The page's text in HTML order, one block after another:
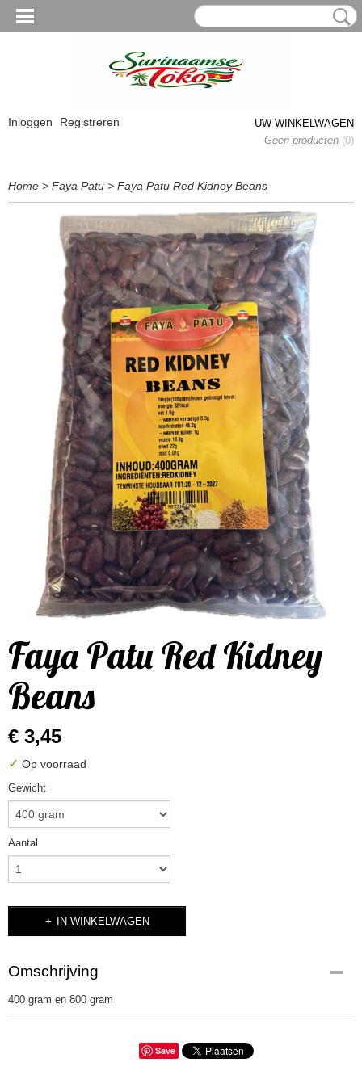
Inloggen Registreren
UW WINKELWAGEN
Geen producten (0)
Home > Faya Patu > Faya Patu Red Kidney Beans
Faya Patu Red Kidney
Beans
€ 3,45
✓ Op voorraad
Gewicht
Aantal
IN WINKELWAGEN
Omschrijving
400 gram en 800 gram
Save